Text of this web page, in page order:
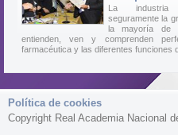
La industria
seguramente la
la mayoría de
entienden, ven y comprenden
farmacéutica y las diferentes funciones
Política de cookies
Copyright Real Academia Nacional